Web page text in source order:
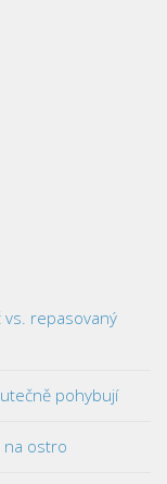
vs. repasovaný
pohybují
na ostro